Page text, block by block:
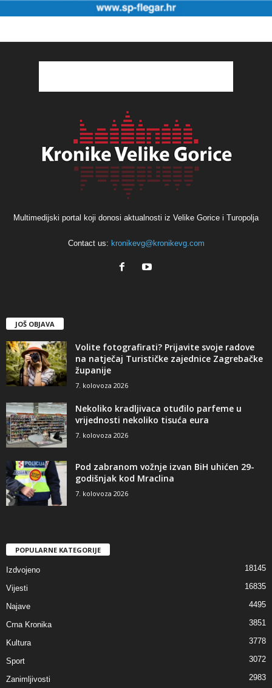
Multimedijski portal koji donosi aktualnosti iz Velike Gorice i Turopolja
Contact us: kronikevg@kronikevg.com
JOŠ OBJAVA
Volite fotografirati? Prijavite svoje radove
na natječaj Turističke zajednice Zagrebačke
županije
7. kolovoza 2026
Nekoliko kradljivaca otuđilo parfeme u
vrijednosti nekoliko tisuća eura
7. kolovoza 2026
Pod zabranom vožnje izvan BiH uhićen 29-
godišnjak kod Mraclina
7. kolovoza 2026
POPULARNE KATEGORIJE
Izdvojeno 18145
Vijesti 16835
Najave 4495
Crna Kronika 3851
Kultura 3778
Sport 3072
Zanimljivosti 2983